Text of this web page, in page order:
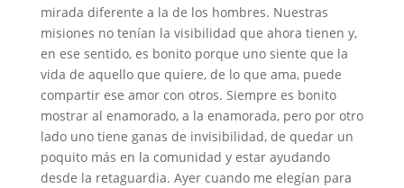
mirada diferente a la de los hombres. Nuestras
misiones no tenían la visibilidad que ahora tienen y,
en ese sentido, es bonito porque uno siente que la
vida de aquello que quiere, de lo que ama, puede
compartir ese amor con otros. Siempre es bonito
mostrar al enamorado, a la enamorada, pero por otro
lado uno tiene ganas de invisibilidad, de quedar un
poquito más en la comunidad y estar ayudando
desde la retaguardia. Ayer cuando me elegían para